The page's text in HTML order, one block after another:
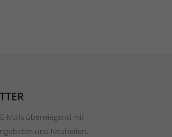
Mails überwiegend mit
und Neuheiten.